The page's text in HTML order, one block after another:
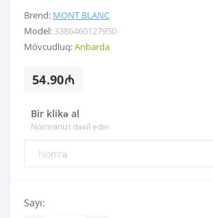
Brend: MONT BLANC
Model: 3386460127950
Mövcudluq:Anbarda
54.90₼
Bir klikə al
Nömrənizi daxil edin
Sayı: